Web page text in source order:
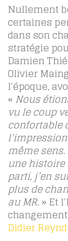
Nullement
certaines
dans son
stratégie
Damien
Olivier
l’époque,
« Nous
vu le coup
confortable
même sens.
une histoire
parti, j’en
plus de
au MR.» Et
Didier